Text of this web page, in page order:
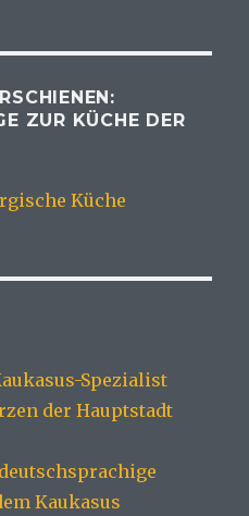
ZUR KÜCHE DER
Küche
Spezialist
der Hauptstadt
Kaukasus